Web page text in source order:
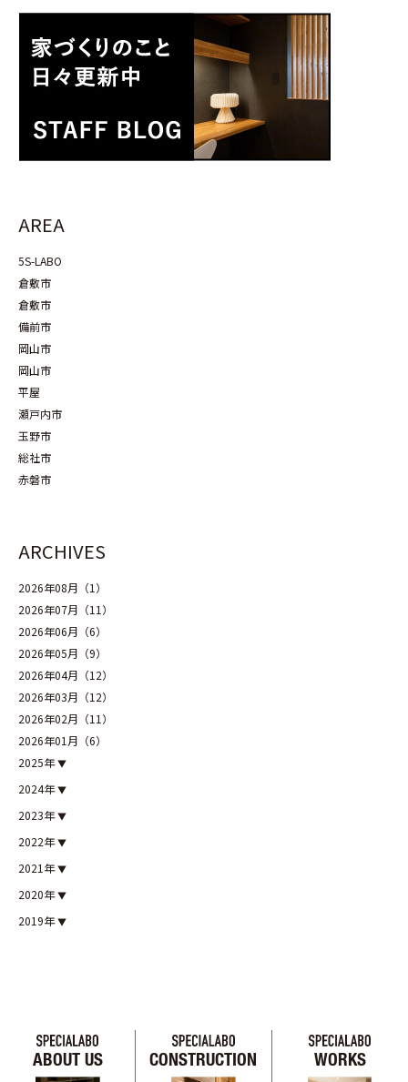
AREA
5S-LABO
倉敷市
倉敷市
備前市
岡山市
岡山市
平屋
瀬戸内市
玉野市
総社市
赤磐市
ARCHIVES
2026年08月（1）
2026年07月（11）
2026年06月（6）
2026年05月（9）
2026年04月（12）
2026年03月（12）
2026年02月（11）
2026年01月（6）
2025年
2024年
2023年
2022年
2021年
2020年
2019年
ABOUT US CONSTRUCTION WORKS